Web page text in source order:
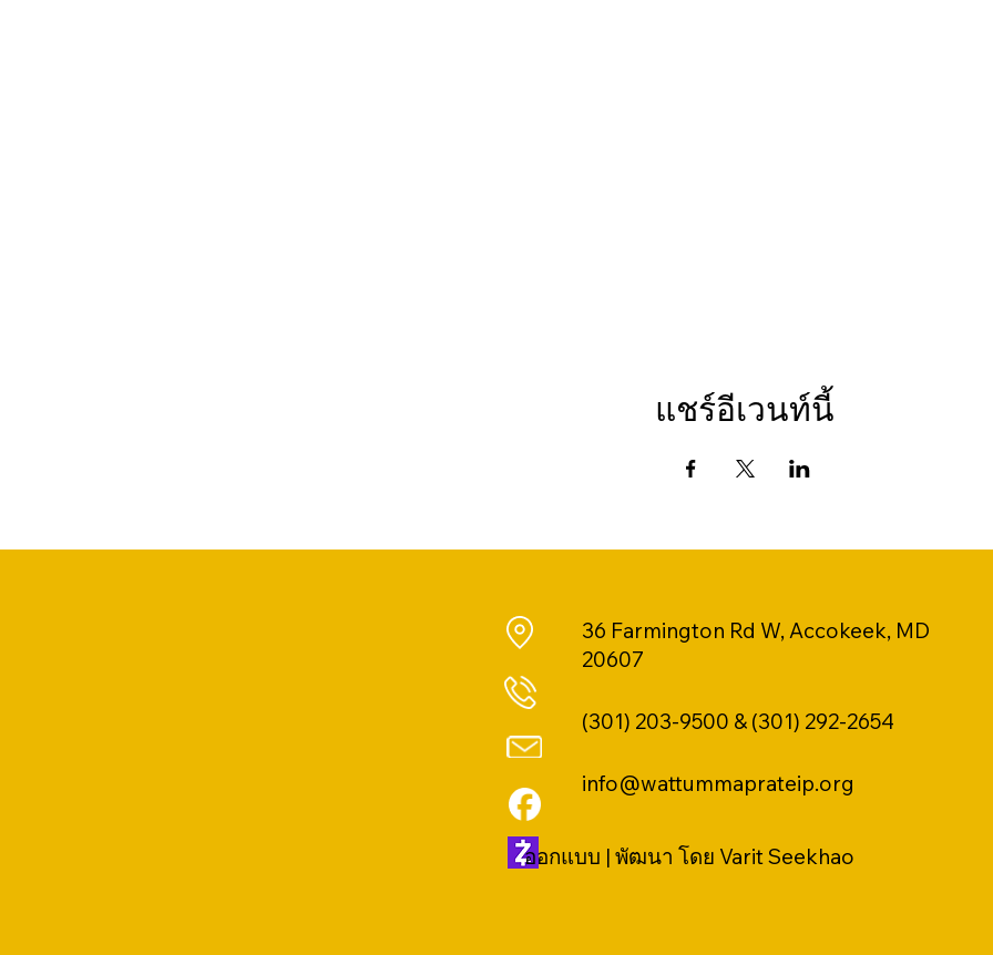
แชร์อีเวนท์นี้
36 Farmington Rd W, Accokeek, MD
20607
(301) 203-9500 & (301) 292-2654
info@wattummaprateip.org
ออกแบบ | พัฒนา โดย Varit Seekhao